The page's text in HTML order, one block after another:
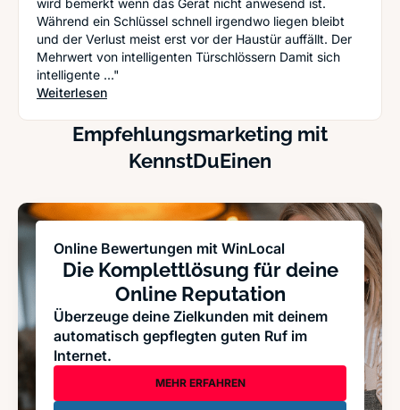
wird bemerkt wenn das Gerät nicht anwesend ist.
Während ein Schlüssel schnell irgendwo liegen bleibt
und der Verlust meist erst vor der Haustür auffällt. Der
Mehrwert von intelligenten Türschlössern Damit sich
intelligente ..."
Weiterlesen: App öffne dich: Wie funktioniert das
Empfehlungsmarketing mit
KennstDuEinen
Online Bewertungen mit WinLocal
Die Komplettlösung für deine
Online Reputation
Überzeuge deine Zielkunden mit deinem
automatisch gepflegten guten Ruf im
Internet.
MEHR ERFAHREN